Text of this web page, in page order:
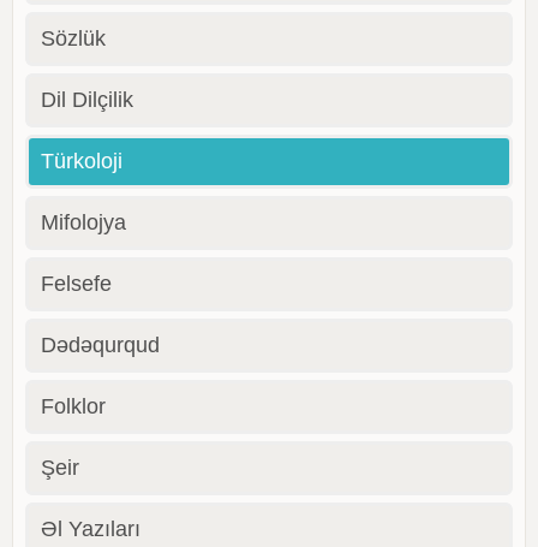
Sözlük
Dil Dilçilik
Türkoloji
Mifolojya
Felsefe
Dədəqurqud
Folklor
Şeir
Əl Yazıları